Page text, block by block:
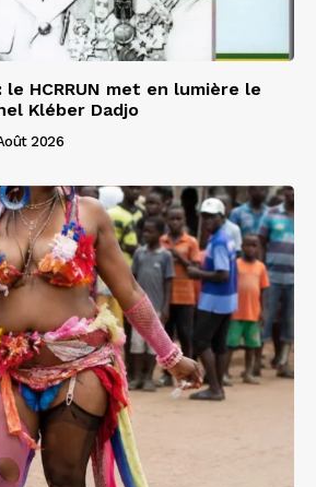
HCRRUN met en lumière le
Kléber Dadjo
2026